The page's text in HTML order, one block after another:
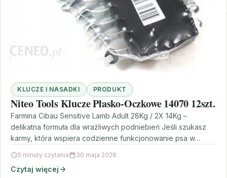
KLUCZE I NASADKI PRODUKT
Niteo Tools Klucze Płasko-Oczkowe 14070 12szt.
Farmina Cibau Sensitive Lamb Adult 28Kg / 2X 14Kg –
delikatna formuła dla wrażliwych podniebień Jeśli szukasz
karmy, która wspiera codzienne funkcjonowanie psa w…
5 minuty czytania 30 maja 2026
Czytaj więcej